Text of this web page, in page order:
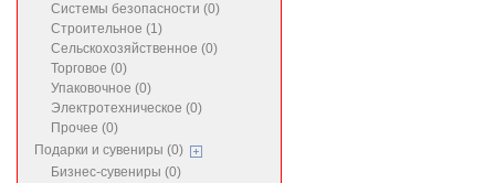
Системы безопасности (0)
Строительное (1)
Сельскохозяйственное (0)
Торговое (0)
Упаковочное (0)
Электротехническое (0)
Прочее (0)
Подарки и сувениры (0)
Бизнес-сувениры (0)